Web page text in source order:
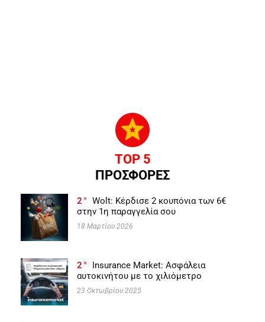
TOP 5
ΠΡΟΣΦΟΡΕΣ
2
Wolt: Κέρδισε 2 κουπόνια των 6€
στην 1η παραγγελία σου
18 Μαρτίου 2026
2
Insurance Market: Ασφάλεια
αυτοκινήτου με το χιλιόμετρο
23 Οκτωβρίου 2025